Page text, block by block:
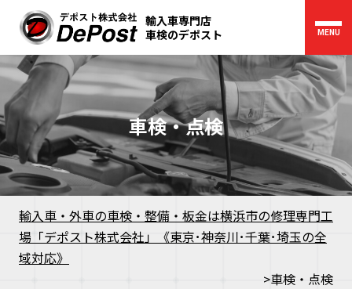
輸入車専門店
車検のデポスト
MENU
車検・点検
輸入車・外車の車検・整備・板金は横浜市の修理専門工
場「デポスト株式会社」《東京･神奈川･千葉･埼玉の全
域対応》
>車検・点検